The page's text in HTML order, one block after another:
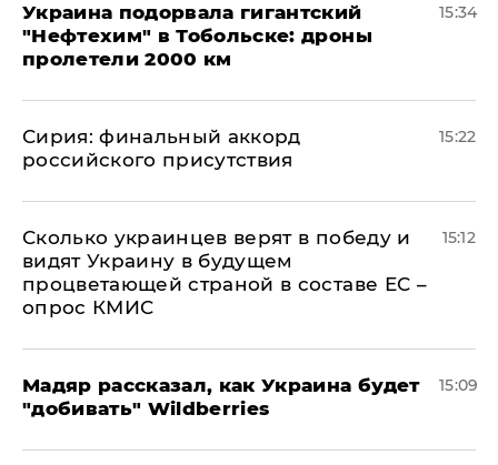
Украина подорвала гигантский
"Нефтехим" в Тобольске: дроны
пролетели 2000 км
15:34
​Сирия: финальный аккорд
российского присутствия
15:22
Сколько украинцев верят в победу и
видят Украину в будущем
процветающей страной в составе ЕС –
опрос КМИС
15:12
Мадяр рассказал, как Украина будет
"добивать" Wildberries
15:09